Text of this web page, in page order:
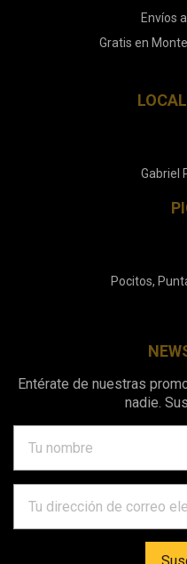
Envíos
Gratis en
Gabriel
Pocitos,
Entérate de nuestras
nadie.